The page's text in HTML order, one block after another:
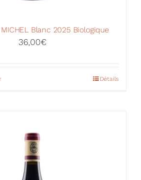
MICHEL Blanc 2025 Biologique
36,00€
Détails